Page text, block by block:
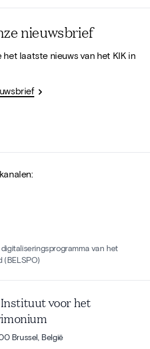
nieuwsbrief
laatste nieuws van het KIK in
van het
(BELSPO)
voor het
Brussel, België